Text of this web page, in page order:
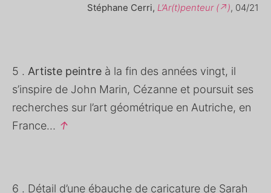
Stéphane Cerri, L’Ar(t)penteur (↗), 04/21
5 . Artiste peintre à la fin des années vingt, il
s’inspire de John Marin, Cézanne et poursuit ses
recherches sur l’art géométrique en Autriche, en
France… ↑
6 . Détail d’une ébauche de caricature de Sarah